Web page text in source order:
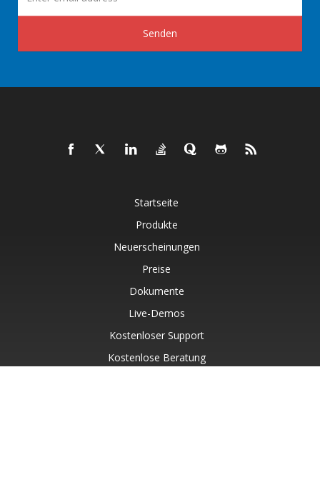
Senden
Startseite
Produkte
Neuerscheinungen
Preise
Dokumente
Live-Demos
Kostenloser Support
Kostenlose Beratung